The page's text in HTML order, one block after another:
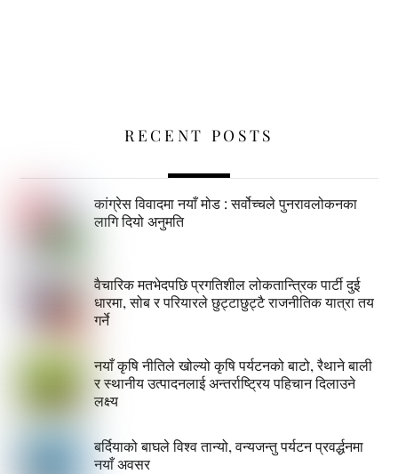
RECENT POSTS
कांग्रेस विवादमा नयाँ मोड : सर्वोच्चले पुनरावलोकनका
लागि दियो अनुमति
वैचारिक मतभेदपछि प्रगतिशील लोकतान्त्रिक पार्टी दुई
धारमा, सोब र परियारले छुट्टाछुट्टै राजनीतिक यात्रा तय
गर्ने
नयाँ कृषि नीतिले खोल्यो कृषि पर्यटनको बाटो, रैथाने बाली
र स्थानीय उत्पादनलाई अन्तर्राष्ट्रिय पहिचान दिलाउने
लक्ष्य
बर्दियाको बाघले विश्व तान्यो, वन्यजन्तु पर्यटन प्रवर्द्धनमा
नयाँ अवसर